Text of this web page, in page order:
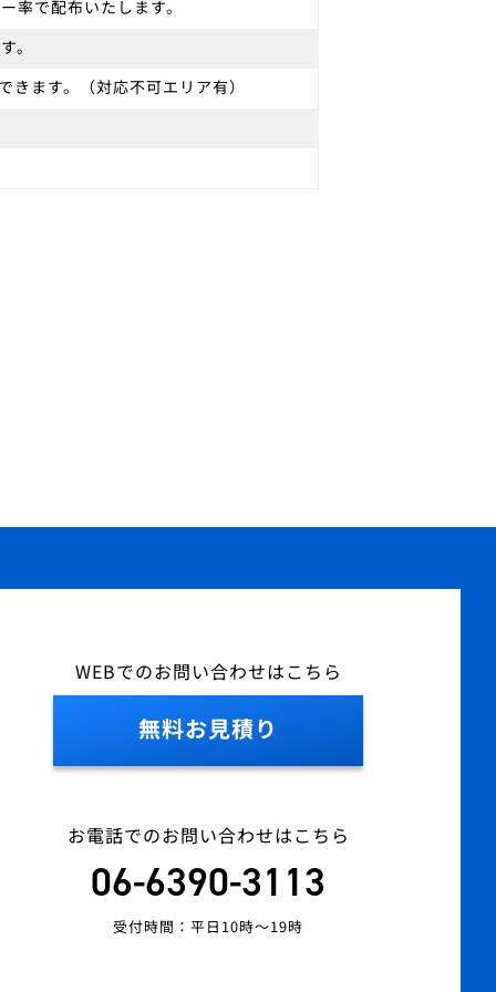
率で配布いたします。
。
ます。（対応不可エリア有）
WEBでのお問い合わせはこちら
無料お見積り
お電話でのお問い合わせはこちら
06-6390-3113
受付時間：平日10時～19時